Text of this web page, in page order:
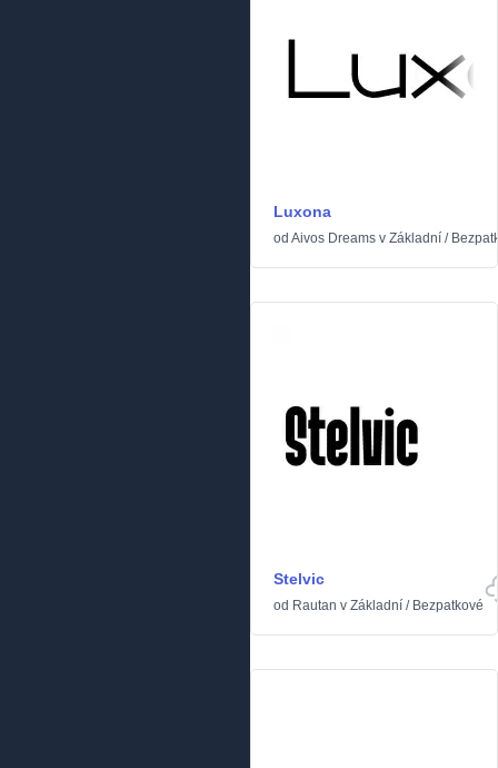
Luxona
od Aivos Dreams v Základní /
Stelvic
od Rautan v Základní / Bezpatkové